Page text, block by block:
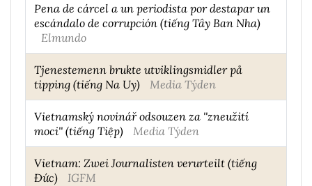
Pena de cárcel a un periodista por destapar un
escándalo de corrupción (tiếng Tây Ban Nha)
Elmundo
Tjenestemenn brukte utviklingsmidler på
tipping (tiếng Na Uy)
Media Týden
Vietnamský novinář odsouzen za ''zneužití
moci'' (tiếng Tiệp)
Media Týden
Vietnam: Zwei Journalisten verurteilt (tiếng
Đức)
IGFM